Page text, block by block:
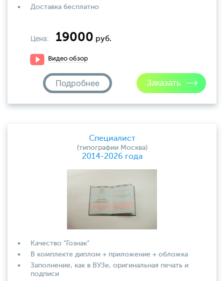
Доставка бесплатно
Цена: 19000 руб.
Видео обзор
Подробнее
Специалист
(типографии Москва)
2014-2026 года
Качество "Гознак"
В комплекте диплом + приложение + обложка
Заполнение, как в ВУЗе, оригинальная печать и
подписи